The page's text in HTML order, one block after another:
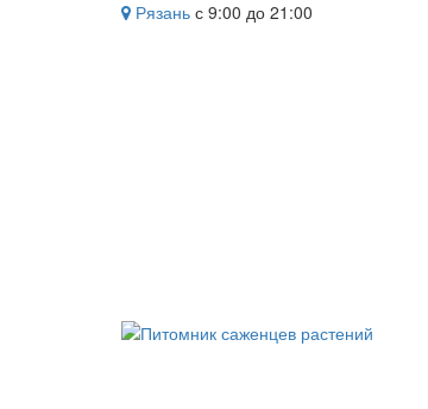
Рязань с 9:00 до 21:00